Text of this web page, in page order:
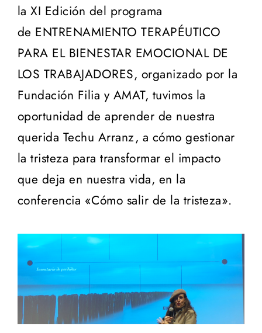
la XI Edición del programa
de ENTRENAMIENTO TERAPÉUTICO
PARA EL BIENESTAR EMOCIONAL DE
LOS TRABAJADORES, organizado por la
Fundación Filia y AMAT, tuvimos la
oportunidad de aprender de nuestra
querida Techu Arranz, a cómo gestionar
la tristeza para transformar el impacto
que deja en nuestra vida, en la
conferencia «Cómo salir de la tristeza».